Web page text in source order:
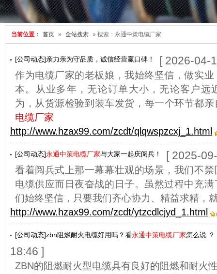
当前位置： 首页 » 全站搜索 » 搜索：永通中策电缆厂家
[公司动态]亲力亲为守品质，诚信经营赢口碑！ [ 2026-04-
作为电缆厂家的老板娘，我始终坚信，做实
本。从业多年，无论订单大小，无论客户远
为，从货源检验到装车发货，每一个环节都
电缆厂家
http://www.hzax99.com/zcdt/qlqwspzcxj_1.html
[公司动态]永通中策电缆厂家与大家一起庆阅兵！ [ 2025-
看着阅兵式上那一幕幕壮观的场景，我们不
电缆供应而日夜奋战的日子。虽然过程中充
们始终坚信，只要我们齐心协力、精益求精，
http://www.hzax99.com/zcdt/ytzcdlcjyd_1.html
[公司动态]zbn阻燃耐火电缆好用吗？看永通中策电缆厂家怎么说 ？
18:46 ]
ZBN的阻燃耐火型电缆具有良好的阻燃和耐火